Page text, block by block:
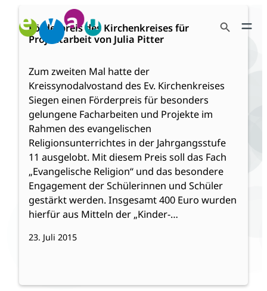
Inhalt
springen
Förderpreis des Kirchenkreises für
Projektarbeit von Julia Pitter
Zum zweiten Mal hatte der
Kreissynodalvostand des Ev. Kirchenkreises
Siegen einen Förderpreis für besonders
gelungene Facharbeiten und Projekte im
Rahmen des evangelischen
Religionsunterrichtes in der Jahrgangsstufe
11 ausgelobt. Mit diesem Preis soll das Fach
„Evangelische Religion“ und das besondere
Engagement der Schülerinnen und Schüler
gestärkt werden. Insgesamt 400 Euro wurden
hierfür aus Mitteln der „Kinder-…
23. Juli 2015
Weiterlesen:
Förderpreis
des
für
Projektarbeit
von
Julia
Pitter